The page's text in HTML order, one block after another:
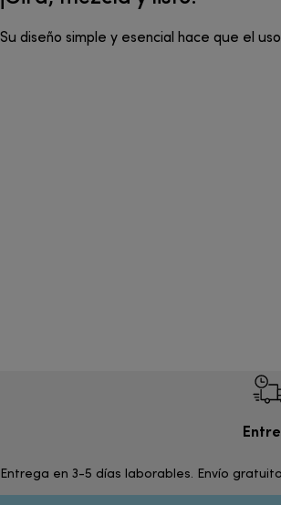
Su diseño simple y esencial hace que el
Entrega en 3-5 días laborables. Envío